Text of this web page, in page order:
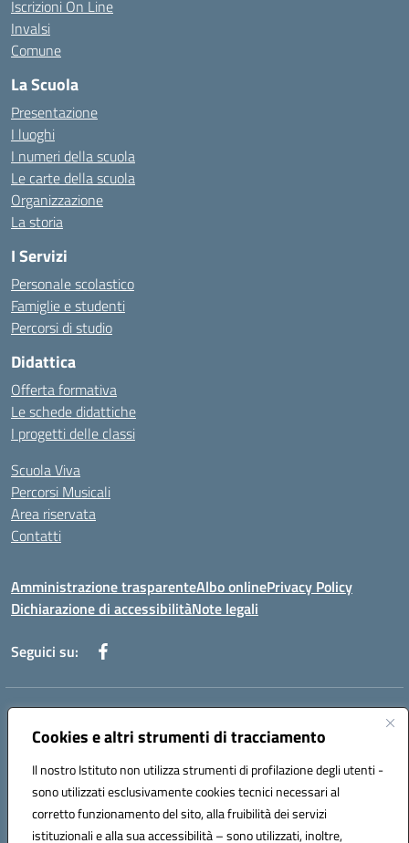
Cookies e altri strumenti di tracciamento
Il nostro Istituto non utilizza strumenti di profilazione degli utenti -
sono utilizzati esclusivamente cookies tecnici necessari al
corretto funzionamento del sito, alla fruibilità dei servizi
istituzionali e alla sua accessibilità – sono utilizzati, inoltre,
Iscrizioni On Line
Invalsi
Comune
La Scuola
Presentazione
I luoghi
I numeri della scuola
Le carte della scuola
Organizzazione
La storia
I Servizi
Personale scolastico
Famiglie e studenti
Percorsi di studio
Didattica
Offerta formativa
Le schede didattiche
I progetti delle classi
Scuola Viva
Percorsi Musicali
Area riservata
Contatti
Amministrazione trasparenteAlbo onlinePrivacy Policy
Dichiarazione di accessibilitàNote legali
Seguici su:
Indirizzo:
Centralino:089868360 Email:saic857007@istruzione.it
Codice fiscale: 80025860653
Codice meccanografico:
SAIC857007
Codice Indice delle Pubbliche Amministrazioni (IPA): istsc_saic857007